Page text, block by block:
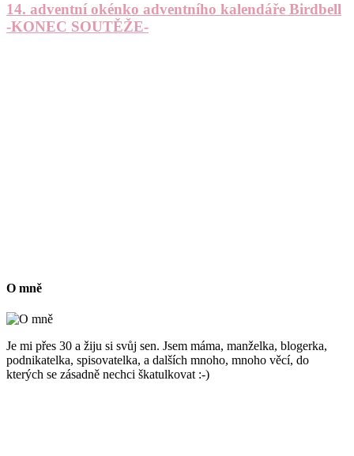
14. adventní okénko adventního kalendáře Birdbell
-KONEC SOUTĚŽE-
O mně
Je mi přes 30 a žiju si svůj sen. Jsem máma, manželka, blogerka,
podnikatelka, spisovatelka, a dalších mnoho, mnoho věcí, do
kterých se zásadně nechci škatulkovat :-)